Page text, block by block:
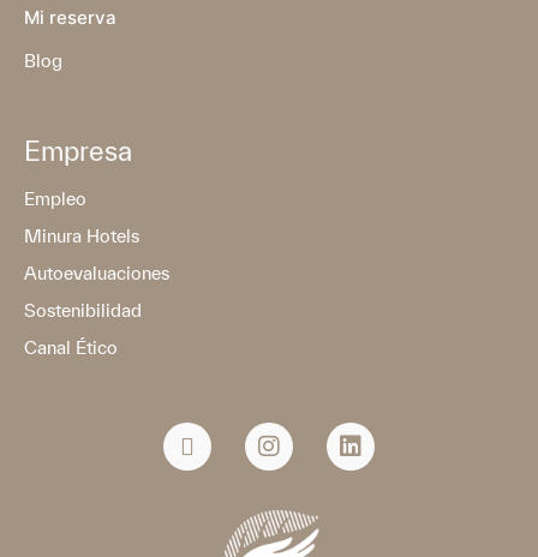
Mi reserva
Blog
Empresa
Empleo
Minura Hotels
Autoevaluaciones
Sostenibilidad
Canal Ético